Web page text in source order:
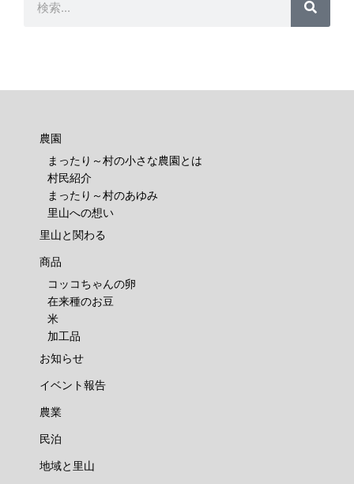
農園
まったり～村の小さな農園とは
村民紹介
まったり～村のあゆみ
里山への想い
里山と関わる
商品
コッコちゃんの卵
在来種のお豆
米
加工品
お知らせ
イベント報告
農業
民泊
地域と里山